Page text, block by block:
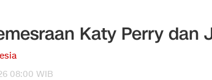
Katy Perry
08:00 WIB